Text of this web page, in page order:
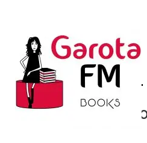
RENATO,